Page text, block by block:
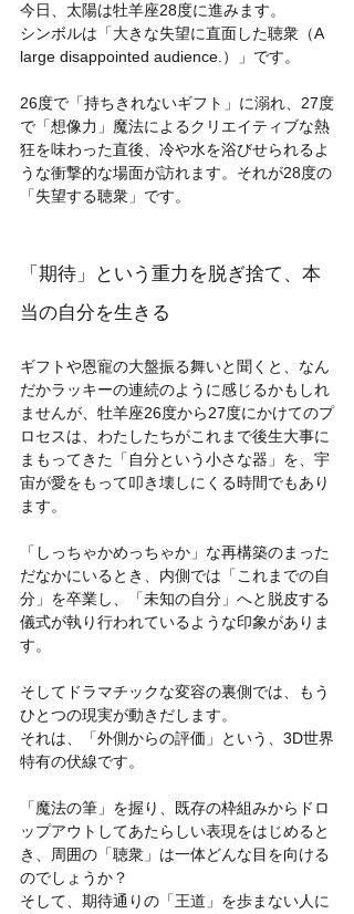
今日、太陽は牡羊座28度に進みます。
シンボルは「大きな失望に直面した聴衆（A
large disappointed audience.）」です。
26度で「持ちきれないギフト」に溺れ、27度
で「想像力」魔法によるクリエイティブな熱
狂を味わった直後、冷や水を浴びせられるよ
うな衝撃的な場面が訪れます。それが28度の
「失望する聴衆」です。
「期待」という重力を脱ぎ捨て、本
当の自分を生きる
ギフトや恩寵の大盤振る舞いと聞くと、なん
だかラッキーの連続のように感じるかもしれ
ませんが、牡羊座26度から27度にかけてのプ
ロセスは、わたしたちがこれまで後生大事に
まもってきた「自分という小さな器」を、宇
宙が愛をもって叩き壊しにくる時間でもあり
ます。
「しっちゃかめっちゃか」な再構築のまった
だなかにいるとき、内側では「これまでの自
分」を卒業し、「未知の自分」へと脱皮する
儀式が執り行われているような印象がありま
す。
そしてドラマチックな変容の裏側では、もう
ひとつの現実が動きだします。
それは、「外側からの評価」という、3D世界
特有の伏線です。
「魔法の筆」を握り、既存の枠組みからドロ
ップアウトしてあたらしい表現をはじめると
き、周囲の「聴衆」は一体どんな目を向ける
のでしょうか？
そして、期待通りの「王道」を歩まない人に